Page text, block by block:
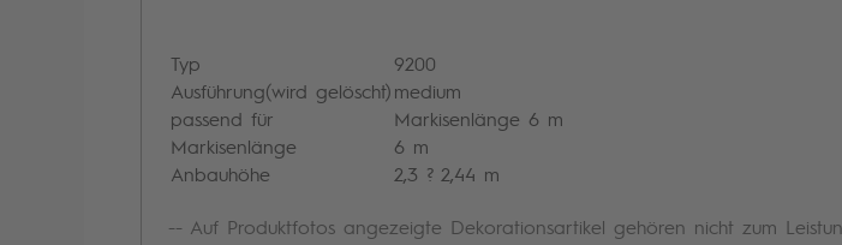
Typ
9200
Ausführung(wird gelöscht)medium
passend für
Markisenlänge 6 m
Markisenlänge
6 m
Anbauhöhe
2,3 ? 2,44 m
-- Auf Produktfotos angezeigte Dekorationsartikel gehören nicht zum